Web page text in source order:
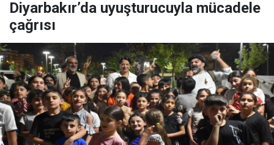
Diyarbakır’da uyuşturucuyla mücadele
çağrısı